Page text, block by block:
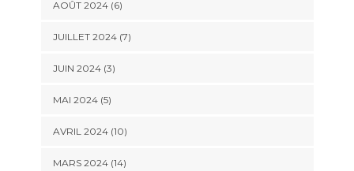
AOÛT 2024 (6)
JUILLET 2024 (7)
JUIN 2024 (3)
MAI 2024 (5)
AVRIL 2024 (10)
MARS 2024 (14)